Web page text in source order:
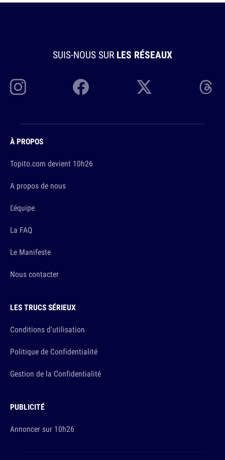
SUIS-NOUS SUR LES RÉSEAUX
À PROPOS
Topito.com devient 10h26
A propos de nous
L'équipe
La FAQ
Le Manifeste
Nous contacter
LES TRUCS SÉRIEUX
Conditions d'utilisation
Politique de Confidentialité
Gestion de la Confidentialité
PUBLICITÉ
Annoncer sur 10h26